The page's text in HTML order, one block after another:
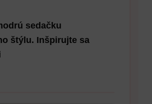
sedačku
štýlu. Inšpirujte sa